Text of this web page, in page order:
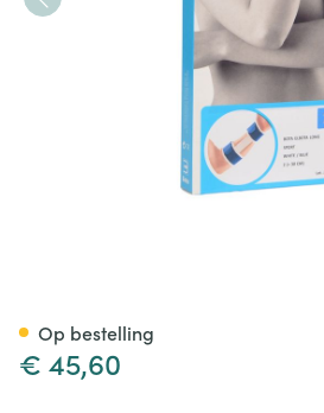
€ 45,60
Op bestelling